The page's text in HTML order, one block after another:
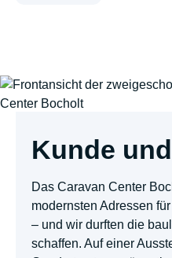
Kunde
Das Caravan Center
modernsten Adressen
– und wir durften die
schaffen. Auf einer